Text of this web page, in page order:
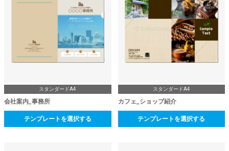
スタンダードA4
会社案内_事務所
テンプレートを選択する
スタンダードA4
カフェ_ショップ紹介
テンプレートを選択する